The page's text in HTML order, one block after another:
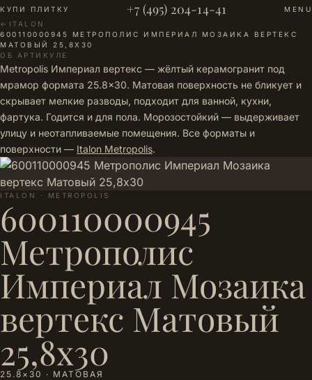
КУПИ ПЛИТКУ +7 (495) 204-14-41
MENU
← ITALON ·
600110000945 МЕТРОПОЛИС ИМПЕРИАЛ МОЗАИКА ВЕРТЕКС
МАТОВЫЙ 25,8Х30
ОБ АРТИКУЛЕ
Metropolis Империал вертекс — жёлтый керамогранит под
мрамор формата 25.8×30. Матовая поверхность не бликует и
скрывает мелкие разводы, подходит для ванной, кухни,
фартука. Годится и для пола. Морозостойкий — выдерживает
улицу и неотапливаемые помещения. Все форматы и
поверхности — Italon Metropolis.
ITALON · METROPOLIS
600110000945
Метрополис
Империал Мозаика
вертекс Матовый
25,8х30
25.8×30 · МАТОВАЯ